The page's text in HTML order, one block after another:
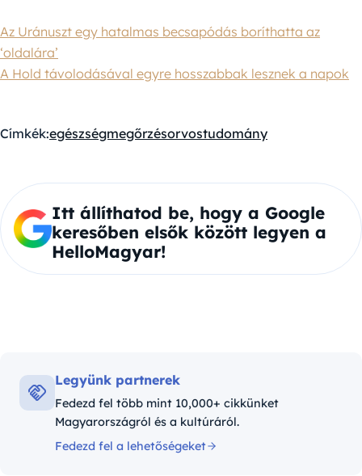
Az Uránuszt egy hatalmas becsapódás boríthatta az
‘oldalára’
A Hold távolodásával egyre hosszabbak lesznek a napok
Címkék:egészségmegőrzésorvostudomány
Itt állíthatod be, hogy a Google
keresőben elsők között legyen a
HelloMagyar!
Legyünk partnerek
Fedezd fel több mint 10,000+ cikkünket
Magyarországról és a kultúráról.
Fedezd fel a lehetőségeket